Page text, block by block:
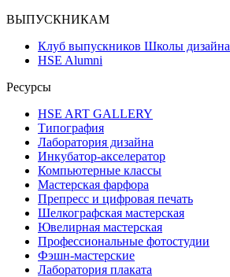
ВЫПУСКНИКАМ
Клуб выпускников Школы дизайна
HSE Alumni
Ресурсы
HSE ART GALLERY
Типография
Лаборатория дизайна
Инкубатор-акселератор
Компьютерные классы
Мастерская фарфора
Препресс и цифровая печать
Шелкографская мастерская
Ювелирная мастерская
Профессиональные фотостудии
Фэшн-мастерские
Лаборатория плаката